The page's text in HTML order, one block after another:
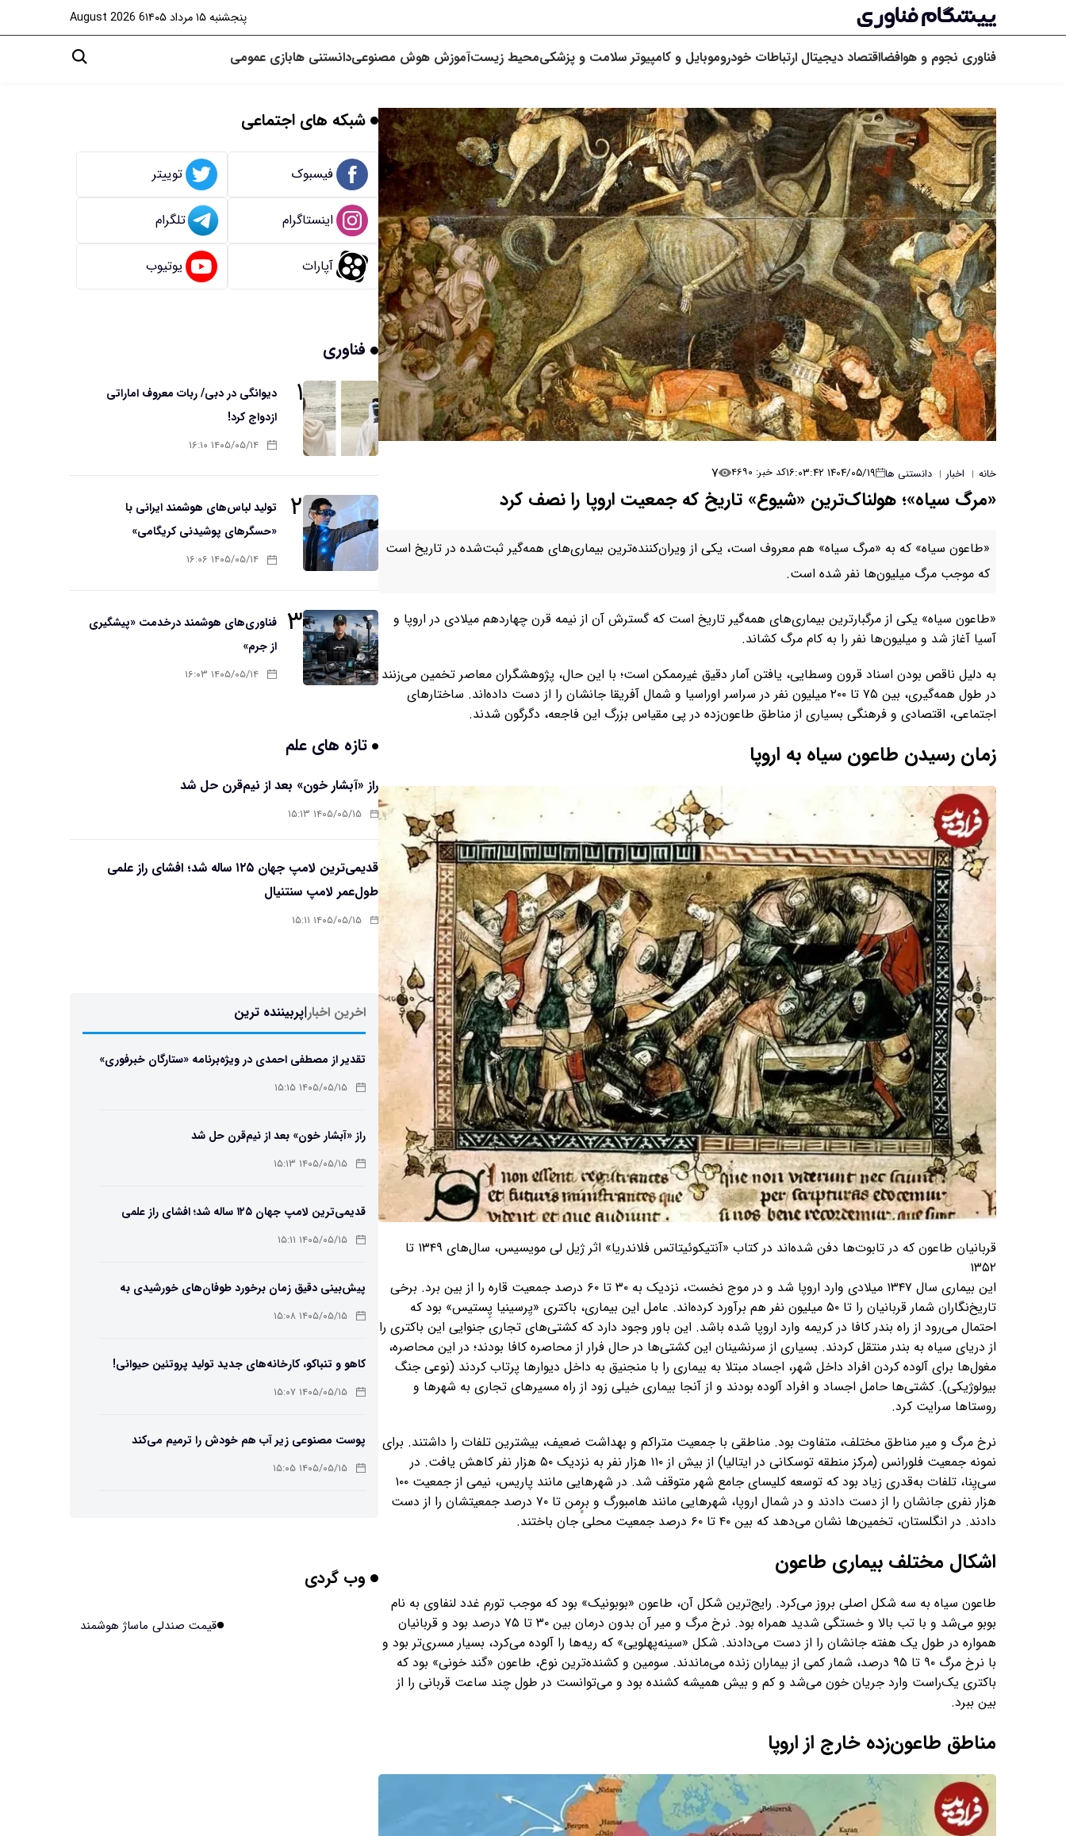
پنجشنبه ۱۵ مرداد ۱۴۰۵ 6 August 2026
فناوری نجوم و هوافضااقتصاد دیجیتال ارتباطات خودروموبایل و کامپیوتر سلامت و پزشکیمحیط زیستآموزش هوش مصنوعیدانستنی هابازی عمومی
خانه | اخبار | دانستنی ها ۱۴۰۴/۰۵/۱۹ ۱۶:۰۳:۴۲ کد خبر: ۴۶۹۰ ۷
«مرگ سیاه»؛ هولناک‌ترین «شیوع» تاریخ که جمعیت اروپا را نصف کرد
«طاعون سیاه» که به «مرگ سیاه» هم معروف است، یکی از ویران‌کننده‌ترین بیماری‌های همه‌گیر ثبت‌شده در تاریخ است
که موجب مرگ میلیون‌ها نفر شده است.
«طاعون سیاه» یکی از مرگبارترین بیماری‌های همه‌گیر تاریخ است که گسترش آن از نیمه قرن چهاردهم میلادی در اروپا و
آسیا آغاز شد و میلیون‌ها نفر را به کام مرگ کشاند.
به دلیل ناقص بودن اسناد قرون وسطایی، یافتن آمار دقیق غیرممکن است؛ با این حال، پژوهشگران معاصر تخمین می‌زنند
در طول همه‌گیری، بین ۷۵ تا ۲۰۰ میلیون نفر در سراسر اوراسیا و شمال آفریقا جانشان را از دست داده‌اند. ساختارهای
اجتماعی، اقتصادی و فرهنگی بسیاری از مناطق طاعون‌زده در پی مقیاس بزرگ این فاجعه، دگرگون شدند.
زمان رسیدن طاعون سیاه به اروپا
قربانیان طاعون که در تابوت‌ها دفن شده‌اند در کتاب «آنتیکوئیتاتس فلاندریا» اثر ژیل لی مویسیس، سال‌های ۱۳۴۹ تا
۱۳۵۲
این بیماری سال ۱۳۴۷ میلادی وارد اروپا شد و در موج نخست، نزدیک به ۳۰ تا ۶۰ درصد جمعیت قاره را از بین برد. برخی
تاریخ‌نگاران شمار قربانیان را تا ۵۰ میلیون نفر هم برآورد کرده‌اند. عامل این بیماری، باکتری «یِرسینیا پِستیس» بود که
احتمال می‌رود از راه بندر کافا در کریمه وارد اروپا شده باشد. این باور وجود دارد که کشتی‌های تجاری جنوایی این باکتری را
از دریای سیاه به بندر منتقل کردند. بسیاری از سرنشینان این کشتی‌ها در حال فرار از محاصره کافا بودند؛ در این محاصره،
مغول‌ها برای آلوده کردن افراد داخل شهر، اجساد مبتلا به بیماری را با منجنیق به داخل دیوارها پرتاب کردند (نوعی جنگ
بیولوژیکی). کشتی‌ها حامل اجساد و افراد آلوده بودند و از آنجا بیماری خیلی زود از راه مسیرهای تجاری به شهرها و
روستاها سرایت کرد.
نرخ مرگ و میر مناطق مختلف، متفاوت بود. مناطقی با جمعیت متراکم و بهداشت ضعیف، بیشترین تلفات را داشتند. برای
نمونه جمعیت فلورانس (مرکز منطقه توسکانی در ایتالیا) از بیش از ۱۱۰ هزار نفر به نزدیک ۵۰ هزار نفر کاهش یافت. در
سی‌یِنا، تلفات به‌قدری زیاد بود که توسعه کلیسای جامع شهر متوقف شد. در شهرهایی مانند پاریس، نیمی از جمعیت ۱۰۰
هزار نفری جانشان را از دست دادند و در شمال اروپا، شهرهایی مانند هامبورگ و برِِمن تا ۷۰ درصد جمعیتشان را از دست
دادند. در انگلستان، تخمین‌ها نشان می‌دهد که بین ۴۰ تا ۶۰ درصد جمعیت محلی جان باختند.
اشکال مختلف بیماری طاعون
طاعون سیاه به سه شکل اصلی بروز می‌کرد. رایج‌ترین شکل آن، طاعون «بوبونیک» بود که موجب تورم غدد لنفاوی به نام
بوبو می‌شد و با تب بالا و خستگی شدید همراه بود. نرخ مرگ و میر آن بدون درمان بین ۳۰ تا ۷۵ درصد بود و قربانیان
همواره در طول یک هفته جانشان را از دست می‌دادند. شکل «سینه‌پهلویی» که ریه‌ها را آلوده می‌کرد، بسیار مسری‌تر بود و
با نرخ مرگ ۹۰ تا ۹۵ درصد، شمار کمی از بیماران زنده می‌ماندند. سومین و کشنده‌ترین نوع، طاعون «گند خونی» بود که
باکتری یک‌راست وارد جریان خون می‌شد و کم و بیش همیشه کشنده بود و می‌توانست در طول چند ساعت قربانی را از
بین ببرد.
مناطق طاعون‌زده خارج از اروپا
شبکه های اجتماعی
فیسبوک توییتر
اینستاگرام تلگرام
آپارات یوتیوب
فناوری
۱
دیوانگی در دبی/ ربات معروف اماراتی
ازدواج کرد!
۱۴۰۵/۰۵/۱۴ ۱۶:۱۰
۲
تولید لباس‌های هوشمند ایرانی با
«حسگرهای پوشیدنی کریگامی»
۱۴۰۵/۰۵/۱۴ ۱۶:۰۶
۳ فناوری‌های هوشمند درخدمت «پیشگیری
از جرم»
۱۴۰۵/۰۵/۱۴ ۱۶:۰۳
تازه های علم
راز «آبشار خون» بعد از نیم‌قرن حل شد
۱۴۰۵/۰۵/۱۵ ۱۵:۱۳
قدیمی‌ترین لامپ جهان ۱۲۵ ساله شد؛ افشای راز علمی
طول‌عمر لامپ سنتنیال
۱۴۰۵/۰۵/۱۵ ۱۵:۱۱
اخرین اخبار|پربیننده ترین
تقدیر از مصطفی احمدی در ویژه‌برنامه «ستارگان خبرفوری»
۱۴۰۵/۰۵/۱۵ ۱۵:۱۵
راز «آبشار خون» بعد از نیم‌قرن حل شد
۱۴۰۵/۰۵/۱۵ ۱۵:۱۳
قدیمی‌ترین لامپ جهان ۱۲۵ ساله شد؛ افشای راز علمی
طول‌عمر لامپ سنتنیال
۱۴۰۵/۰۵/۱۵ ۱۵:۱۱
پیش‌بینی دقیق زمان برخورد طوفان‌های خورشیدی به
زمین ممکن شد
۱۴۰۵/۰۵/۱۵ ۱۵:۰۸
کاهو و تنباکو، کارخانه‌های جدید تولید پروتئین حیوانی!
۱۴۰۵/۰۵/۱۵ ۱۵:۰۷
پوست مصنوعی زیر آب هم خودش را ترمیم می‌کند
۱۴۰۵/۰۵/۱۵ ۱۵:۰۵
برنج فضایی چین به مرحله برداشت رسید
وب گردی
قیمت صندلی ماساژ هوشمند